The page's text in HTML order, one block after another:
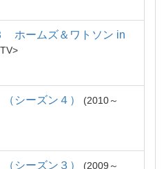
ホームズ＆ワトソン in
TV
シーズン４）
2010～
シーズン３）
2009～